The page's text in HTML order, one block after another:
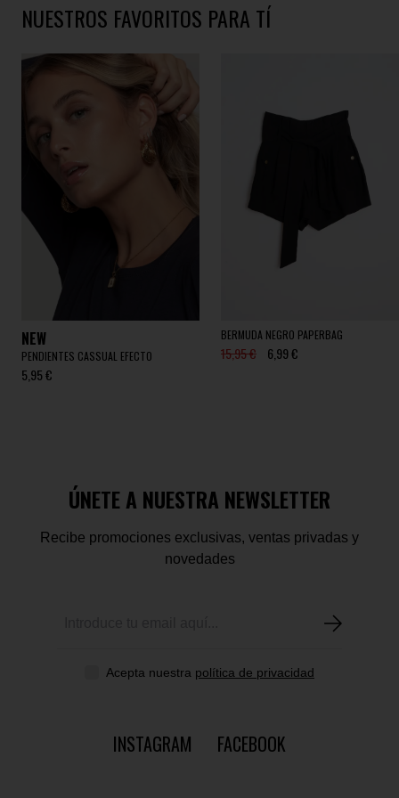
NUESTROS FAVORITOS PARA TÍ
NEW
PENDIENTES CASSUAL EFECTO
5,95 €
BERMUDA NEGRO PAPERBAG
15,95 € 6,99 €
ÚNETE A NUESTRA NEWSLETTER
Recibe promociones exclusivas, ventas privadas y
novedades
Acepta nuestra política de privacidad
INSTAGRAM FACEBOOK